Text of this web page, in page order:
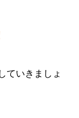
ていきましょ